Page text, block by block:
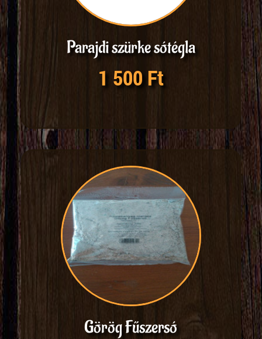
Parajdi szürke sótégla
1 500 Ft
Görög Fűszersó